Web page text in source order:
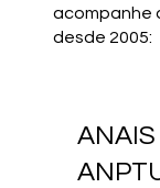
acompanhe
desde 2005:
ANAIS